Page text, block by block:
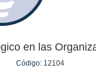
en las
Código:12104